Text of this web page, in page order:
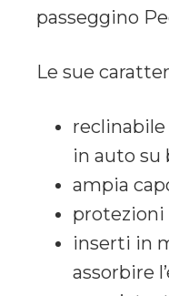
passeggino
Le sue
in auto su
ampia
protezioni
inserti in
assorbire